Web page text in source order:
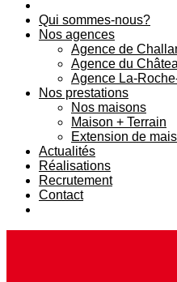
Qui sommes-nous?
Nos agences
Agence de
Agence du
Agence La-
Nos prestations
Nos maisons
Maison + Terrain
Extension de
Actualités
Réalisations
Recrutement
Contact